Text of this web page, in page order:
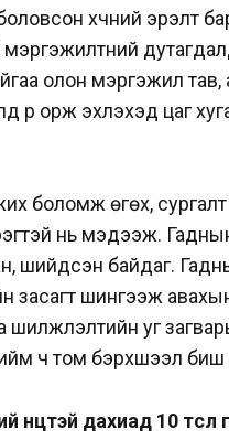
хүчний эрэлт
мэргэжилтний
олон мэргэжил
рүү орж эхлэхэд цаг
боломж өгөх,
нь мэдээж.
шийдсэн байдаг.
шингээж
уг
ч том бэрхшээл
дахиад 10